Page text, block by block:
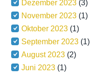
Dezember 2023 (3)
November 2023 (1)
Oktober 2023 (1)
September 2023 (1)
August 2023 (2)
Juni 2023 (1)